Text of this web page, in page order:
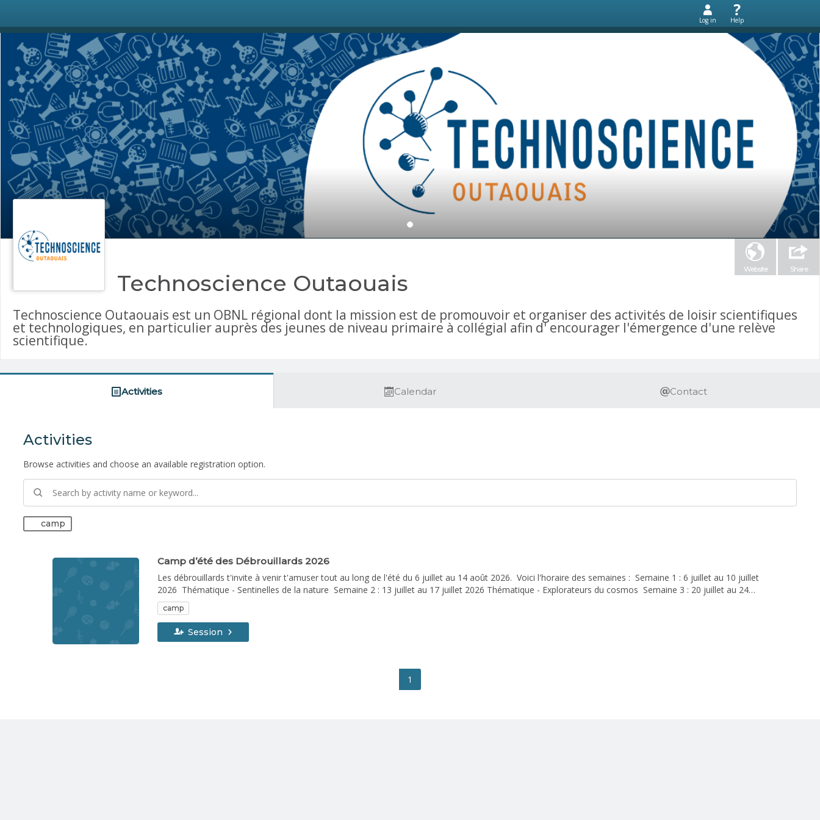
Log in Help
Website Share
Technoscience Outaouais
Technoscience Outaouais est un OBNL régional dont la mission est de promouvoir et organiser des activités de loisir scientifiques
et technologiques, en particulier auprès des jeunes de niveau primaire à collégial afin d' encourager l'émergence d'une relève
scientifique.
Activities Calendar Contact
Activities
Browse activities and choose an available registration option.
camp
Camp d’été des Débrouillards 2026
Les débrouillards t'invite à venir t'amuser tout au long de l'été du 6 juillet au 14 août 2026. Voici l'horaire des semaines : Semaine 1 : 6 juillet au 10 juillet
2026 Thématique - Sentinelles de la nature Semaine 2 : 13 juillet au 17 juillet 2026 Thématique - Explorateurs du cosmos Semaine 3 : 20 juillet au 24
juillet 2026 Thématique - Secrets de la magie Semaine 4 : 27 juillet au 31 juillet 2026 Thématique - Espions en herbe Semaine 5 : 3 août au 7 août 2026
Thématique - Aventuriers du monde Semaine 6 : 10 août au 14 août 2026 Thématique - Fabrique à génies Les frais d’inscription au camp d’été sont de
300 $ par semaine. Un service de garde est également offert au coût de 50 $ par semaine. Les activités du camp se déroulent de 9 h à 16 h. Avec le
camp
Session
1